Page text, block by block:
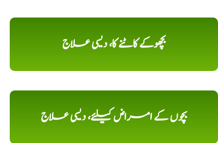
بچھوکے کاٹنے کا، دیسی علاج
بچوں کے امراض کیلئے، دیسی علاج